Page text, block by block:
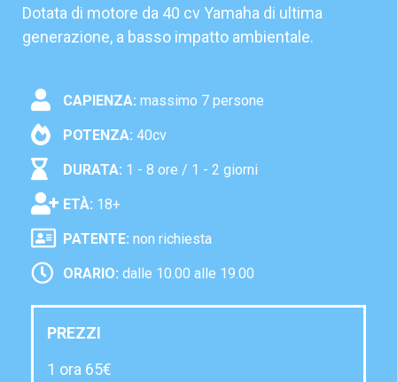
Dotata di motore da 40 cv Yamaha di ultima
generazione, a basso impatto ambientale.
CAPIENZA: massimo 7 persone
POTENZA: 40cv
DURATA: 1 - 8 ore / 1 - 2 giorni
ETÀ: 18+
PATENTE: non richiesta
ORARIO: dalle 10.00 alle 19.00
PREZZI
1 ora 65€